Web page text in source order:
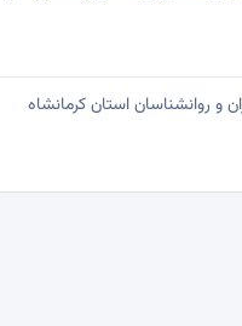
و روانشناسان استان کرمانشاه